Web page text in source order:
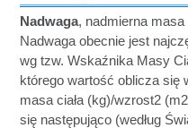
Nadwaga, nadmierna masa
Nadwaga obecnie jest
wg tzw. Wskaźnika Masy
którego wartość oblicza się
masa ciała (kg)/wzrost2
się następująco (według